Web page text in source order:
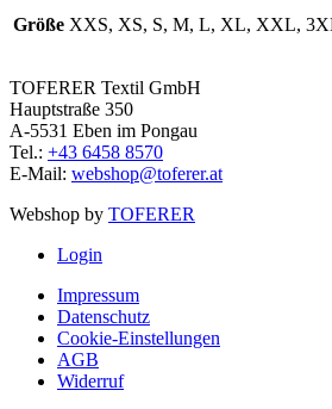
Größe XXS, XS, S, M, L, XL, XXL,
TOFERER Textil GmbH
Hauptstraße 350
A-5531 Eben im Pongau
Tel.: +43 6458 8570
E-Mail: webshop@toferer.at
Webshop by TOFERER
Login
Impressum
Datenschutz
Cookie-Einstellungen
AGB
Widerruf